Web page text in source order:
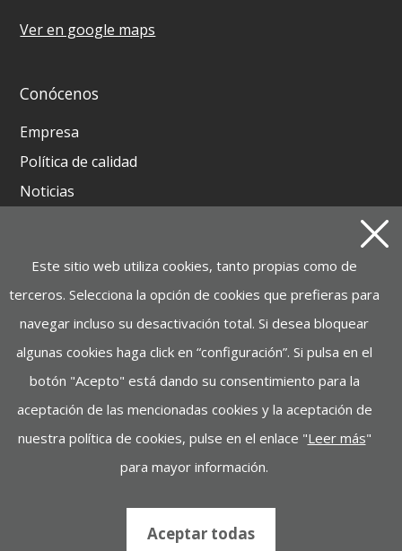
Ver en google maps
Conócenos
Empresa
Política de calidad
Noticias
Productos
BATERIA INSTAGRID ONE
MOTOBOMBAS, ELECTROBOMBAS,
HIDROLIMPIADORAS
MANUTENCIÓN, ELEVACIÓN
MAQUINARIA DE CONSTRUCCIÓN
Este sitio web utiliza cookies, tanto propias como de
terceros. Selecciona la opción de cookies que prefieras para
navegar incluso su desactivación total. Si desea bloquear
algunas cookies haga click en “configuración”. Si pulsa en el
botón "Acepto" está dando su consentimiento para la
aceptación de las mencionadas cookies y la aceptación de
nuestra política de cookies, pulse en el enlace "Leer más"
para mayor información.
Aceptar todas